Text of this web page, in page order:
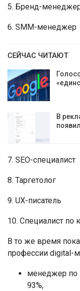
5. Бренд-
6. SMM-менеджер
СЕЙЧАС ЧИТАЮТ
В
7. SEO-специалист
8. Таргетолог
9. UX-писатель
10. Специалист по
В то же время
профессии digital-
менеджер по
93%,